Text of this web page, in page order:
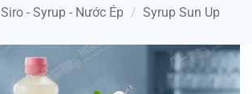
Siro - Syrup - Nước Ép / Syrup Sun Up